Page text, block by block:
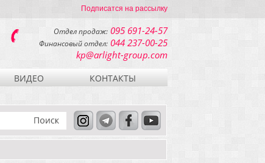
Подписатся на рассылку
Отдел продаж: 095 691-24-57
Финансовый отдел: 044 237-00-25
kp@arlight-group.com
ВИДЕО КОНТАКТЫ